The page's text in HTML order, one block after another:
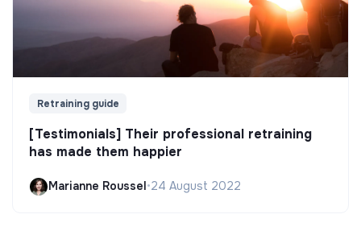
Retraining guide
[Testimonials] Their professional retraining
has made them happier
Marianne Roussel•24 August 2022